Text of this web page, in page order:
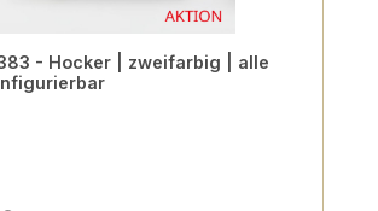
- Hocker | zweifarbig | alle